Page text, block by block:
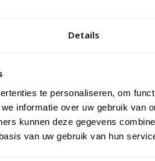
Details
te personaliseren, om
informatie over uw gebruik van
kunnen deze gegevens
van uw gebruik van hun
kleurecht en uv-
blijven.
schoon te
van een sterke
en stevigheid.
cm, 70x100
geschikte maat
Levensduur